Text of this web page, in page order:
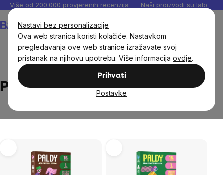
Nastavi bez personalizacije
Ova web stranica koristi kolačiće. Nastavkom
pregledavanja ove web stranice izražavate svoj
pristanak na njihovu upotrebu. Više informacija ovdje.
Prihvati
Postavke
Preskoči
sadržaj
Više od 200.000 provjerenih recenzija Naši proizvodi su
Paldy